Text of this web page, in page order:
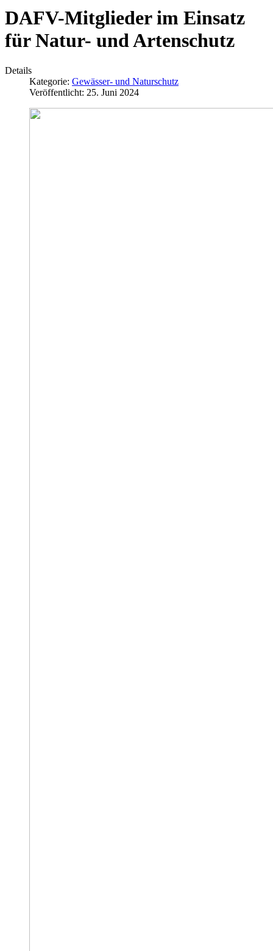
DAFV-Mitglieder im Einsatz
für Natur- und Artenschutz
Details
Kategorie: Gewässer- und Naturschutz
Veröffentlicht: 25. Juni 2024